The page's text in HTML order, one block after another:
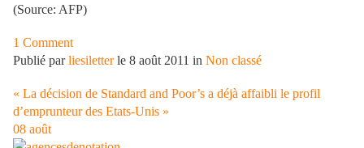
(Source: AFP)
1 Comment
Publié parliesiletterle 8 août 2011 in Non classé
« La décision de Standard and Poor’s a déjà affaibli le profil
d’emprunteur des Etats-Unis »
08 août